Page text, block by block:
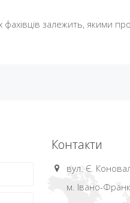
фахівців залежить, якими
Контакти
вул. Є.
м. Івано-